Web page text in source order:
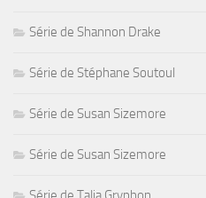
Série de Shannon Drake
Série de Stéphane Soutoul
Série de Susan Sizemore
Série de Susan Sizemore